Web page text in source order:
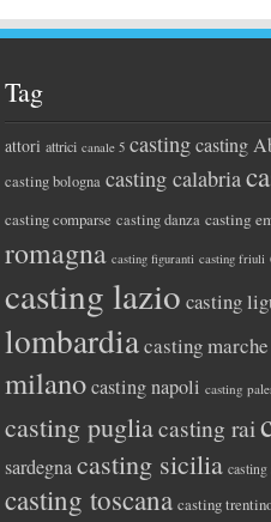
Tag
attori attrici canale 5 casting casting
casting bologna casting calabria
casting comparse casting danza casting
romagna casting figuranti casting friuli
casting lazio casting
lombardiacasting marche
milano casting napoli casting
casting pugliacasting rai
sardegna casting sicilia
casting toscana casting